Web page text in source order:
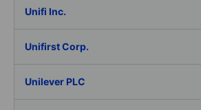
Unifi Inc.
Unifirst Corp.
Unilever PLC